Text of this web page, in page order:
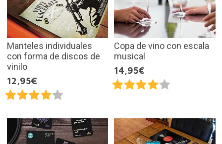
Manteles individuales
con forma de discos de
vinilo
12,95€
Copa de vino con escala
musical
14,95€